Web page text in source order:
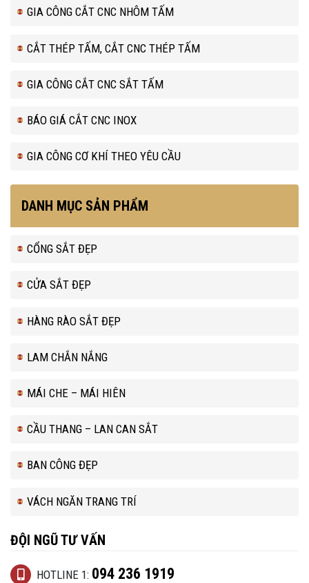
GIA CÔNG CẮT CNC NHÔM TẤM
CẮT THÉP TẤM, CẮT CNC THÉP TẤM
GIA CÔNG CẮT CNC SẮT TẤM
BÁO GIÁ CẮT CNC INOX
GIA CÔNG CƠ KHÍ THEO YÊU CẦU
DANH MỤC SẢN PHẨM
CỔNG SẮT ĐẸP
CỬA SẮT ĐẸP
HÀNG RÀO SẮT ĐẸP
LAM CHẮN NẮNG
MÁI CHE – MÁI HIÊN
CẦU THANG – LAN CAN SẮT
BAN CÔNG ĐẸP
VÁCH NGĂN TRANG TRÍ
ĐỘI NGŨ TƯ VẤN
HOTLINE 1: 094 236 1919